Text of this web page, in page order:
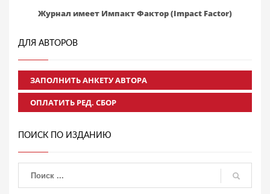
Журнал имеет Импакт Фактор (Impact Factor)
ДЛЯ АВТОРОВ
ЗАПОЛНИТЬ АНКЕТУ АВТОРА
ОПЛАТИТЬ РЕД. СБОР
ПОИСК ПО ИЗДАНИЮ